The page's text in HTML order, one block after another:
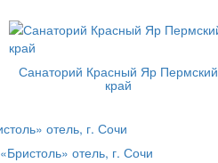
Санаторий Красный Яр Пермский
край
«Бристоль» отель, г. Сочи